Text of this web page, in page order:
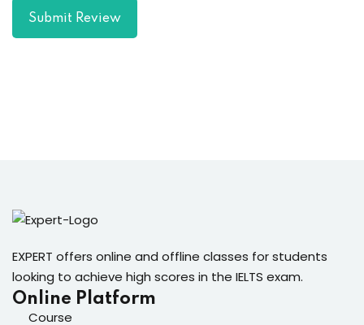
Submit Review
EXPERT offers online and offline classes for students
looking to achieve high scores in the IELTS exam.
Online Platform
Course